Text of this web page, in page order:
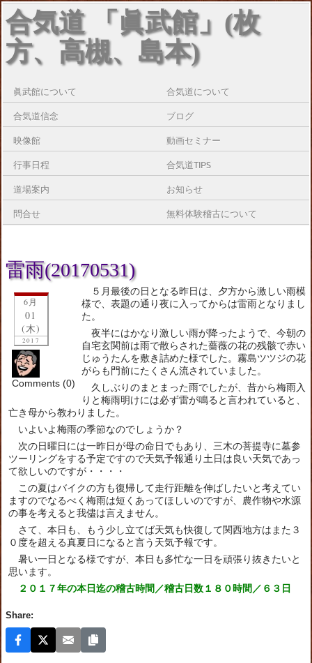
合気道 「眞武館」(枚
方、高槻、島本)
眞武館について 合気道について
合気道信念 ブログ
映像館 動画セミナー
行事日程 合気道TIPS
道場案内 お知らせ
問合せ 無料体験稽古について
雷雨(20170531)
6月
01
(木)
2017
Comments (0)
５月最後の日となる昨日は、夕方から激しい雨模
様で、表題の通り夜に入ってからは雷雨となりまし
た。
夜半にはかなり激しい雨が降ったようで、今朝の
自宅玄関前は雨で散らされた薔薇の花の残骸で赤い
じゅうたんを敷き詰めた様でした。霧島ツツジの花
がらも門前にたくさん流されていました。
久しぶりのまとまった雨でしたが、昔から梅雨入
りと梅雨明けには必ず雷が鳴ると言われていると、
亡き母から教わりました。
いよいよ梅雨の季節なのでしょうか？
次の日曜日には一昨日が母の命日でもあり、三木の菩提寺に墓参
ツーリングをする予定ですので天気予報通り土日は良い天気であっ
て欲しいのですが・・・・
この夏はバイクの方も復帰して走行距離を伸ばしたいと考えてい
ますのでなるべく梅雨は短くあってほしいのですが、農作物や水源
の事を考えると我儘は言えません。
さて、本日も、もう少し立てば天気も快復して関西地方はまた３
０度を超える真夏日になると言う天気予報です。
暑い一日となる様ですが、本日も多忙な一日を頑張り抜きたいと
思います。
２０１７年の本日迄の稽古時間／稽古日数１８０時間／６３日
Share: